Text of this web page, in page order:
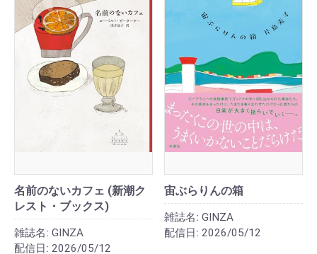
名前のないカフェ (新潮ク
レスト・ブックス)
雑誌名: GINZA
配信日: 2026/05/12
宙ぶらりんの箱
雑誌名: GINZA
配信日: 2026/05/12